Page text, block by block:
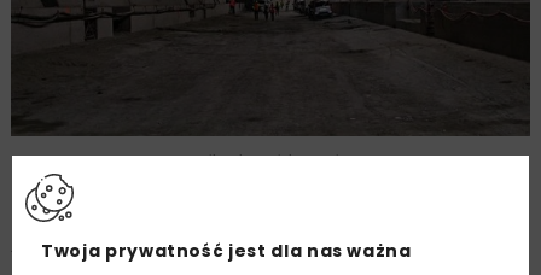
Zdjęcie: nbi med!a
Aktualnie eksploatowany jest jeden blisko 700-metrowy
Twoja prywatność jest dla nas ważna